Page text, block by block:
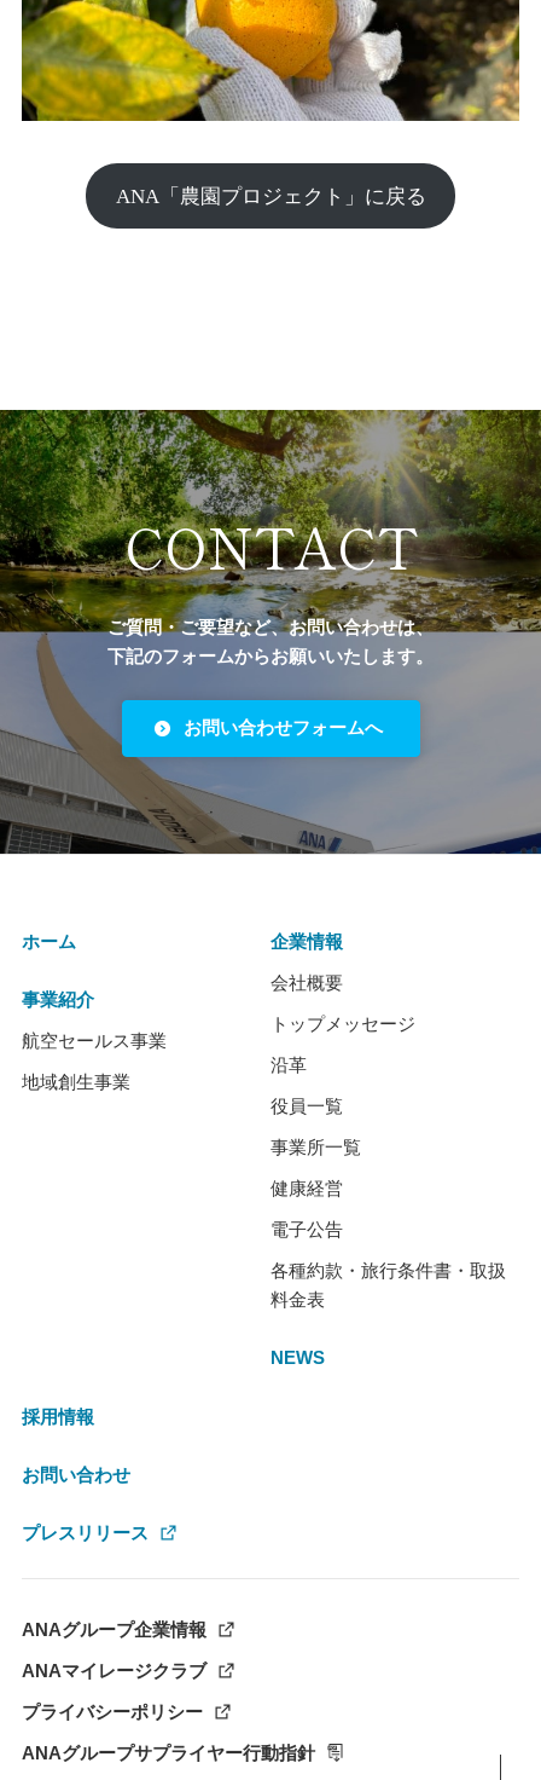
ANA「農園プロジェクト」に戻る
CONTACT
ご質問・ご要望など、お問い合わせは、
下記のフォームからお願いいたします。
お問い合わせフォームへ
ホーム
事業紹介
航空セールス事業
地域創生事業
企業情報
会社概要
トップメッセージ
沿革
役員一覧
事業所一覧
健康経営
電子公告
各種約款・旅行条件書・取扱
料金表
NEWS
採用情報
お問い合わせ
プレスリリース
ANAグループ企業情報
ANAマイレージクラブ
プライバシーポリシー
ANAグループサプライヤー行動指針